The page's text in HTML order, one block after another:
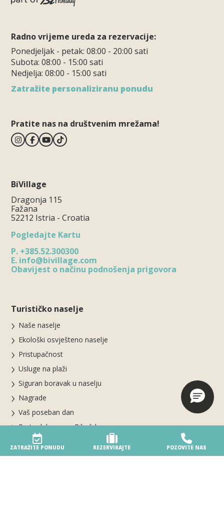
ZATRAŽITE PONUDU REZERVIRAJTE POZOVITE NAS
Radno vrijeme ureda za rezervacije:
Ponedjeljak - petak: 08:00 - 20:00 sati
Subota: 08:00 - 15:00 sati
Nedjelja: 08:00 - 15:00 sati
Zatražite personaliziranu ponudu
Pratite nas na društvenim mrežama!
BiVillage
Dragonja 115
Fažana
52212 Istria - Croatia
Pogledajte Kartu
P. +385.52.300300
E. info@bivillage.com
Obavijest o načinu podnošenja prigovora
Turističko naselje
Naše naselje
Ekološki osvješteno naselje
Pristupačnost
Usluge na plaži
Siguran boravak u naselju
Nagrade
Vaš poseban dan
Parte del gruppo Biholiday
Rezervacije i informacije